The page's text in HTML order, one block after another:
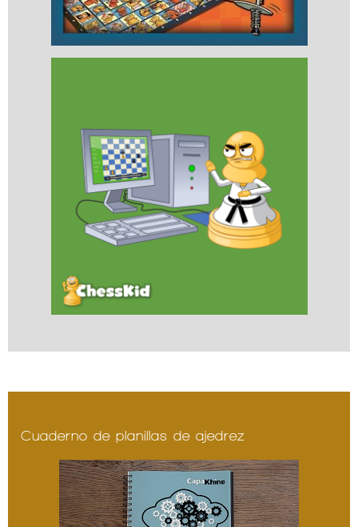
Cuaderno de planillas de ajedrez